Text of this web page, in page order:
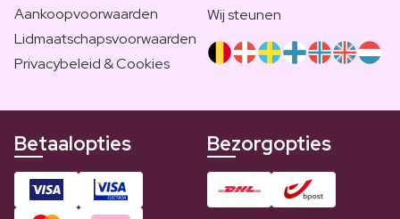
Aankoopvoorwaarden
Lidmaatschapsvoorwaarden
Privacybeleid & Cookies
Wij steunen
Betaalopties Bezorgopties